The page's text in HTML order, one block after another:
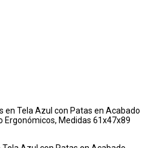
en Tela Azul con Patas en Acabado
Ergonómicos, Medidas 61x47x89